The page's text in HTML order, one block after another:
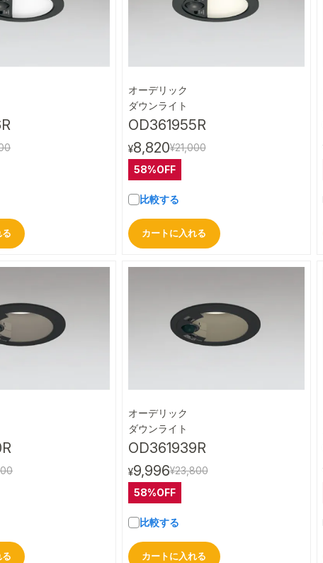
オーデリック
ダウンライト
OD361955R
¥8,820¥21,000
58%OFF
比較する
カートに入れる
オーデリック
ダウンライト
OD361939R
¥9,996¥23,800
58%OFF
比較する
カートに入れる